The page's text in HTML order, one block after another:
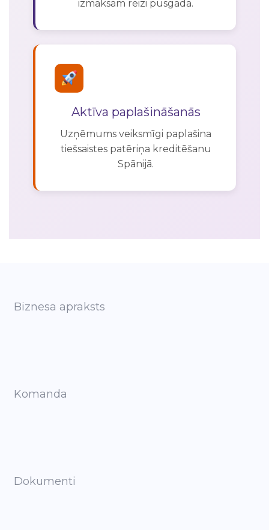
izmaksām reizi pusgadā.
Aktīva paplašināšanās
Uzņēmums veiksmīgi paplašina
tiešsaistes patēriņa kreditēšanu
Spānijā.
Biznesa apraksts
Komanda
Dokumenti